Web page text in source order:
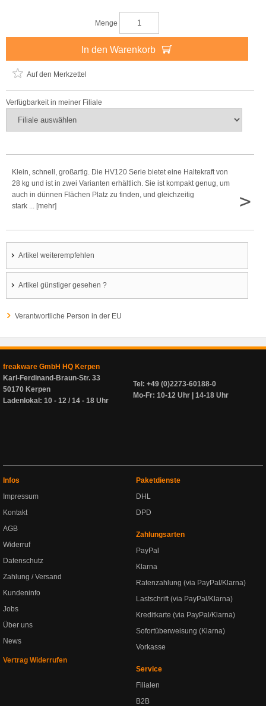
Menge
In den Warenkorb
Auf den Merkzettel
Verfügbarkeit in meiner Filiale
Klein, schnell, großartig. Die HV120 Serie bietet eine Haltekraft von
28 kg und ist in zwei Varianten erhältlich. Sie ist kompakt genug, um
auch in dünnen Flächen Platz zu finden, und gleichzeitig
stark ... [mehr]
>
Artikel weiterempfehlen
Artikel günstiger gesehen ?
Verantwortliche Person in der EU
freakware GmbH HQ Kerpen
Karl-Ferdinand-Braun-Str. 33
50170 Kerpen
Ladenlokal: 10 - 12 / 14 - 18 Uhr
Tel: +49 (0)2273-60188-0
Mo-Fr: 10-12 Uhr | 14-18 Uhr
Infos
Impressum
Kontakt
AGB
Widerruf
Datenschutz
Zahlung / Versand
Kundeninfo
Jobs
Über uns
News
Vertrag Widerrufen
Paketdienste
DHL
DPD
Zahlungsarten
PayPal
Klarna
Ratenzahlung (via PayPal/Klarna)
Lastschrift (via PayPal/Klarna)
Kreditkarte (via PayPal/Klarna)
Sofortüberweisung (Klarna)
Vorkasse
Service
Filialen
B2B